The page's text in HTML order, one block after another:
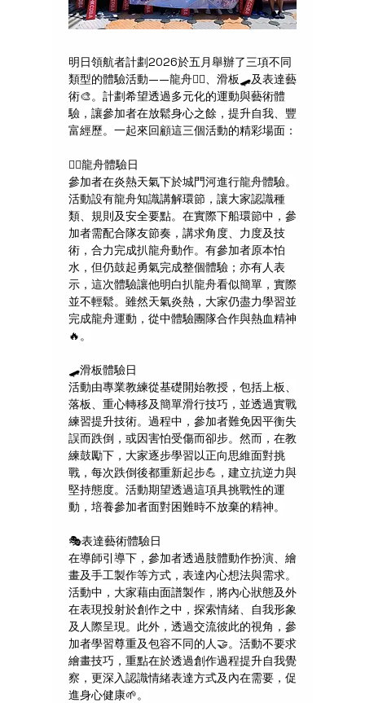
明日領航者計劃2026於五月舉辦了三項不同
類型的體驗活動——龍舟🚣‍♂️、滑板 🛹及表達藝
術🎨。計劃希望透過多元化的運動與藝術體
驗，讓參加者在放鬆身心之餘，提升自我、豐
富經歷。一起來回顧這三個活動的精彩場面：
🚣‍♂️龍舟體驗日
參加者在炎熱天氣下於城門河進行龍舟體驗。
活動設有龍舟知識講解環節，讓大家認識種
類、規則及安全要點。在實際下船環節中，參
加者需配合隊友節奏，講求角度、力度及技
術，合力完成扒龍舟動作。有參加者原本怕
水，但仍鼓起勇氣完成整個體驗；亦有人表
示，這次體驗讓他明白扒龍舟看似簡單，實際
並不輕鬆。雖然天氣炎熱，大家仍盡力學習並
完成龍舟運動，從中體驗團隊合作與熱血精神
🔥。
🛹滑板體驗日
活動由專業教練從基礎開始教授，包括上板、
落板、重心轉移及簡單滑行技巧，並透過實戰
練習提升技術。過程中，參加者難免因平衡失
誤而跌倒，或因害怕受傷而卻步。然而，在教
練鼓勵下，大家逐步學習以正向思維面對挑
戰，每次跌倒後都重新起步💪 ，建立抗逆力與
堅持態度。活動期望透過這項具挑戰性的運
動，培養參加者面對困難時不放棄的精神。
🎭表達藝術體驗日
在導師引導下，參加者透過肢體動作扮演、繪
畫及手工製作等方式，表達內心想法與需求。
活動中，大家藉由面譜製作，將內心狀態及外
在表現投射於創作之中，探索情緒、自我形象
及人際呈現。此外，透過交流彼此的視角，參
加者學習尊重及包容不同的人🤝。活動不要求
繪畫技巧，重點在於透過創作過程提升自我覺
察，更深入認識情緒表達方式及內在需要，促
進身心健康🌱。